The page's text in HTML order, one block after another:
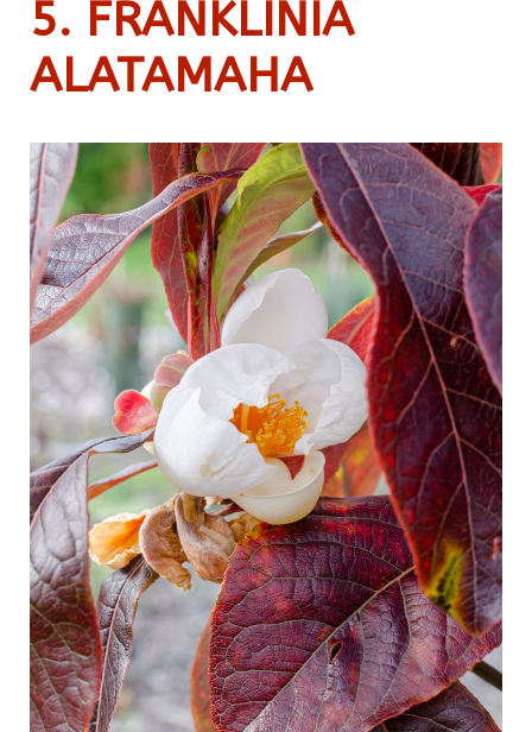
5. FRANKLINIA
ALATAMAHA